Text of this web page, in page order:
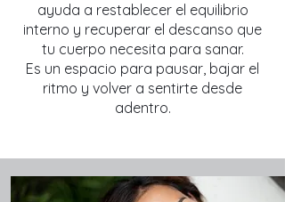
ayuda a restablecer el equilibrio
interno y recuperar el descanso que
tu cuerpo necesita para sanar.
Es un espacio para pausar, bajar el
ritmo y volver a sentirte desde
adentro.